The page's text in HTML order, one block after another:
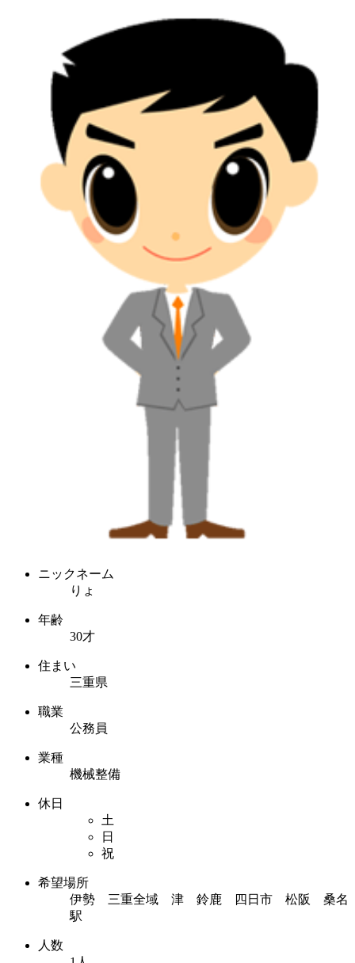
ニックネーム
りょ
年齢
30才
住まい
三重県
職業
公務員
業種
機械整備
休日
土
日
祝
希望場所
伊勢 三重全域 津 鈴鹿 四日市 松阪 桑名
駅
人数